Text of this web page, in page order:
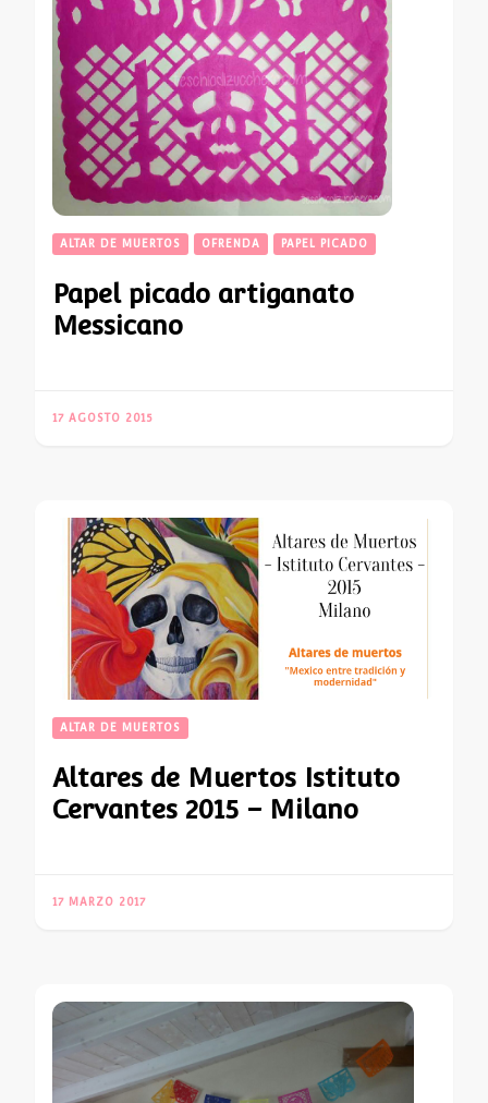
ALTAR DE MUERTOS OFRENDA PAPEL PICADO
Papel picado artiganato
Messicano
17 AGOSTO 2015
ALTAR DE MUERTOS
Altares de Muertos Istituto
Cervantes 2015 – Milano
17 MARZO 2017